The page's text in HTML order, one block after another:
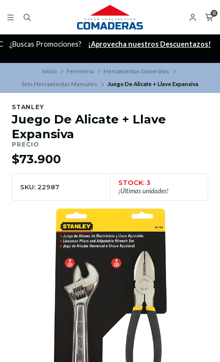
0
¿Buscas Promociones? ¡Aprovecha nuestros Descuentazos!
Inicio Ferreteria
Herramientas Generales
Sets Herramientas Manuales
Juego De Alicate + Llave Expansiva
STANLEY
Juego De Alicate + Llave
Expansiva
PRECIO
$73.900
SKU: 22987
STOCK: 3
¡Últimas unidades!